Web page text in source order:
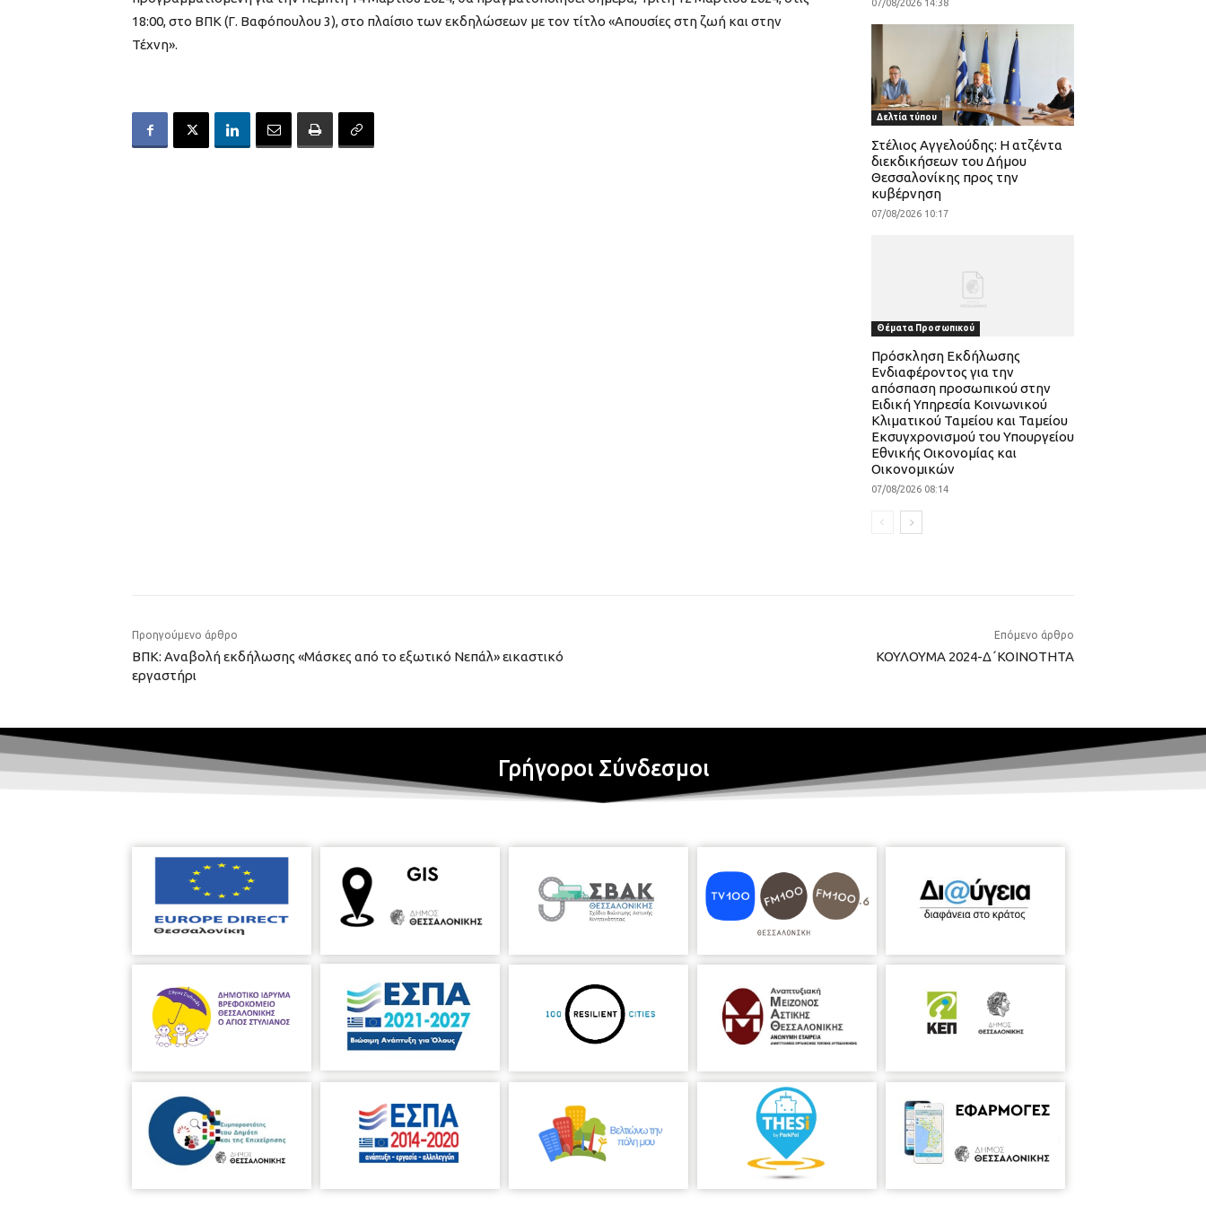
18:00, στο ΒΠΚ (Γ. Βαφόπουλου 3), στο πλαίσιο των εκδηλώσεων με τον τίτλο «Απουσίες στη ζωή και στην
Τέχνη».
07/08/2026 14:38
Δελτία τύπου
Στέλιος Αγγελούδης: Η ατζέντα
διεκδικήσεων του Δήμου
Θεσσαλονίκης προς την
κυβέρνηση
07/08/2026 10:17
Θέματα Προσωπικού
Πρόσκληση Εκδήλωσης
Ενδιαφέροντος για την
απόσπαση προσωπικού στην
Ειδική Υπηρεσία Κοινωνικού
Κλιματικού Ταμείου και Ταμείου
Εκσυγχρονισμού του Υπουργείου
Εθνικής Οικονομίας και
Οικονομικών
07/08/2026 08:14
Προηγούμενο άρθρο
ΒΠΚ: Αναβολή εκδήλωσης «Μάσκες από το εξωτικό Νεπάλ» εικαστικό
εργαστήρι
Επόμενο άρθρο
ΚΟΥΛΟΥΜΑ 2024-Δ΄ΚΟΙΝΟΤΗΤΑ
Γρήγοροι Σύνδεσμοι